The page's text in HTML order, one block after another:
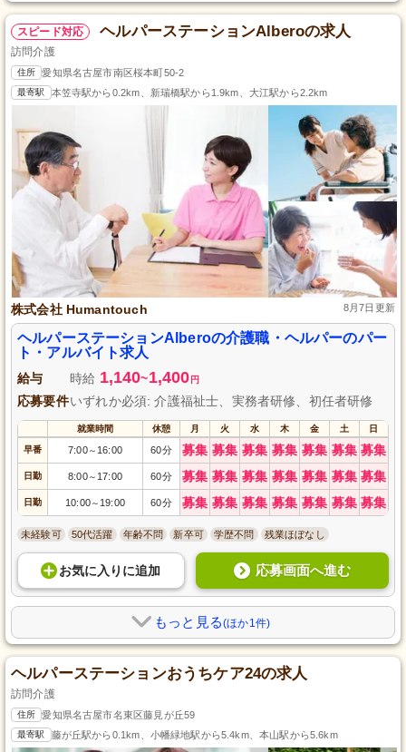
スピード対応 ヘルパーステーションAlberoの求人
訪問介護
住所 愛知県名古屋市南区桜本町50-2
最寄駅 本笠寺駅から0.2km、新瑞橋駅から1.9km、大江駅から2.2km
株式会社 Humantouch 8月7日更新
ヘルパーステーションAlberoの介護職・ヘルパーのパー
ト・アルバイト求人
給与 時給 1,140~1,400 円
応募要件いずれか必須: 介護福祉士、実務者研修、初任者研修
就業時間 休憩 月 火 水 木 金 土 日
早番 7:00～ 16:00 60分 募集 募集 募集 募集 募集 募集 募集
日勤 8:00～ 17:00 60分 募集 募集 募集 募集 募集 募集 募集
日勤 10:00～ 19:00 60分 募集 募集 募集 募集 募集 募集 募集
未経験可 50代活躍 年齢不問 新卒可 学歴不問 残業ほぼなし
お気に入り に追加 応募画面へ進む
もっと見る(ほか1件)
ヘルパーステーションおうちケア24の求人
訪問介護
住所 愛知県名古屋市名東区藤見が丘59
最寄駅 藤が丘駅から0.1km、小幡緑地駅から5.4km、本山駅から5.6km